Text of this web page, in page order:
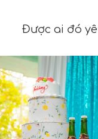
Được ai đó